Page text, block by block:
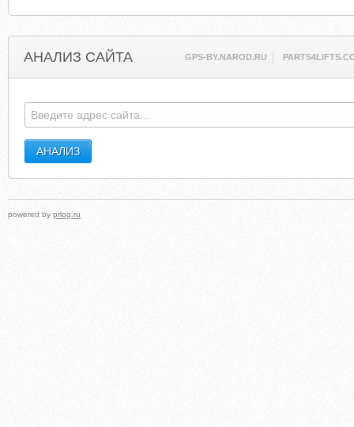
АНАЛИЗ САЙТА GPS-BY.NAROD.RU
powered by prlog.ru